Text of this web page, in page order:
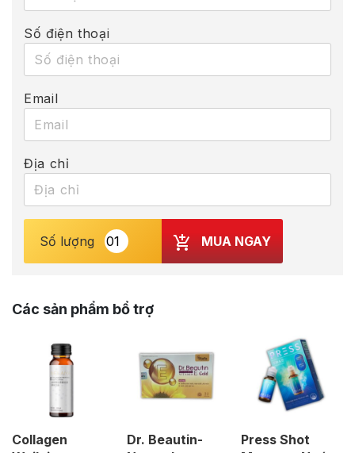
Số điện thoại
Email
Địa chỉ
Số lượng MUA NGAY
Các sản phẩm bổ trợ
Collagen
Dr. Beautin-
Press Shot